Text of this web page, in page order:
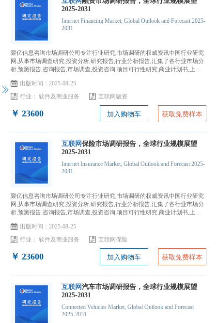
2025-2031
Internet Financing Market, Global Outlook and Forecast 2025-
2031
聚亿信息咨询市场调研公司专注行业研究,市场调研的权威资讯中国行业研究
网,从事市场调查研究,投资分析,研究报告,行业分析报告,汇集了各行业市场分
析,预测报告,咨询报告,市场调查,投资咨询,项目可行性研究,商业计划书,上市
出版时间：2025-08-25
行业：软件及商业服务 互联网融资
￥ 23600 加入购物车 获取免费样本
互联网保险市场调研报告，全球行业规模展望
2025-2031
Internet Insurance Market, Global Outlook and Forecast 2025-
2031
聚亿信息咨询市场调研公司专注行业研究,市场调研的权威资讯中国行业研究
网,从事市场调查研究,投资分析,研究报告,行业分析报告,汇集了各行业市场分
析,预测报告,咨询报告,市场调查,投资咨询,项目可行性研究,商业计划书,上市
出版时间：2025-08-25
行业：软件及商业服务 互联网保险
￥ 23600 加入购物车 获取免费样本
互联网汽车市场调研报告，全球行业规模展望
2025-2031
Connected Vehicles Market, Global Outlook and Forecast
2025-2031